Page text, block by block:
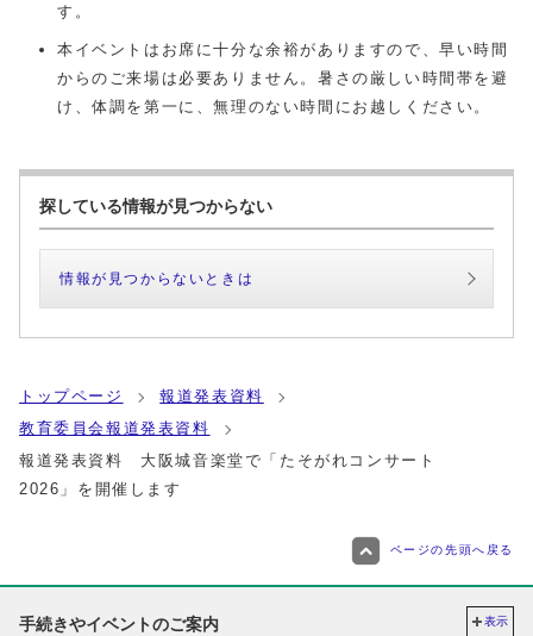
す。
本イベントはお席に十分な余裕がありますので、早い時間
からのご来場は必要ありません。暑さの厳しい時間帯を避
け、体調を第一に、無理のない時間にお越しください。
探している情報が見つからない
情報が見つからないときは
トップページ
報道発表資料
教育委員会報道発表資料
報道発表資料 大阪城音楽堂で「たそがれコンサート
2026」を開催します
ページの先頭へ戻る
手続きやイベントのご案内 表示